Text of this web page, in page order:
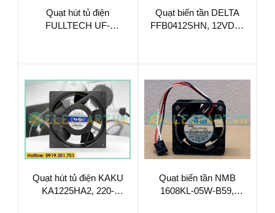
Quạt hút tủ điện
FULLTECH UF-
Quạt biến tần DELTA
FFB0412SHN, 12VDC,
Quạt hút tủ điện KAKU
KA1225HA2, 220-
Quạt biến tần NMB
1608KL-05W-B59,